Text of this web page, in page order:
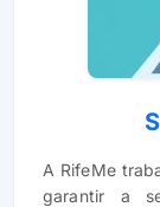
A RifeMe
garantir a